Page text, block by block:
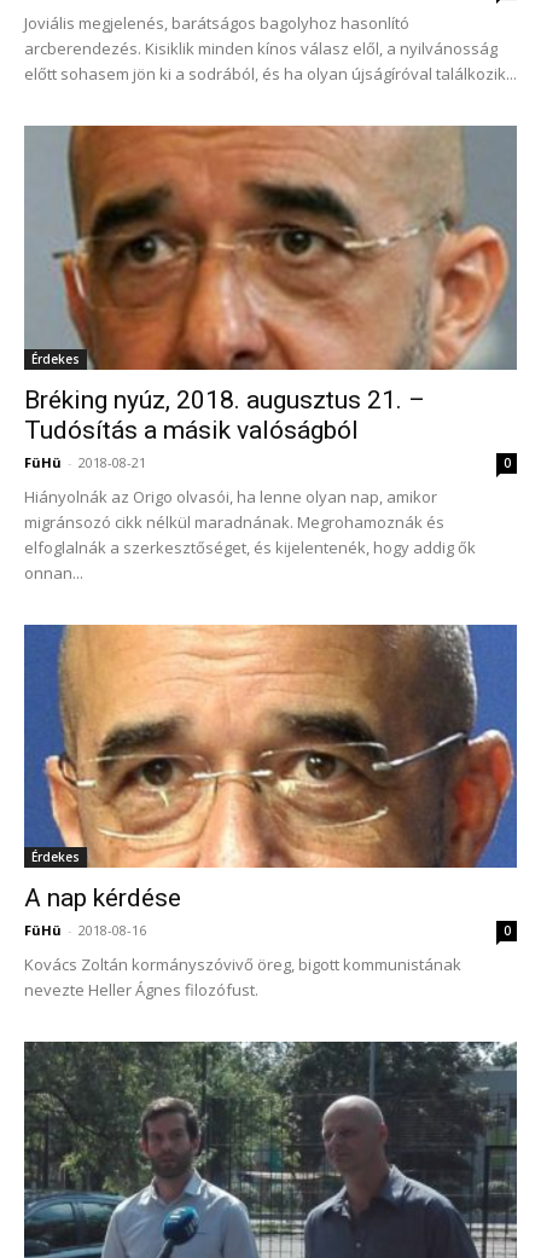
Joviális megjelenés, barátságos bagolyhoz hasonlító
arcberendezés. Kisiklik minden kínos válasz elől, a nyilvánosság
előtt sohasem jön ki a sodrából, és ha olyan újságíróval találkozik...
Érdekes
Bréking nyúz, 2018. augusztus 21. –
Tudósítás a másik valóságból
FüHü - 2018-08-21 0
Hiányolnák az Origo olvasói, ha lenne olyan nap, amikor
migránsozó cikk nélkül maradnának. Megrohamoznák és
elfoglalnák a szerkesztőséget, és kijelentenék, hogy addig ők
onnan...
Érdekes
A nap kérdése
FüHü - 2018-08-16 0
Kovács Zoltán kormányszóvivő öreg, bigott kommunistának
nevezte Heller Ágnes filozófust.